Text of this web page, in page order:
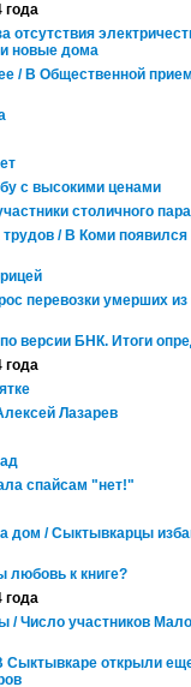
года
отсутствия
новые дома
/ В Общественной
с высокими ценами
столичного
/ В Коми
перевозки умерших из
версии БНК. Итоги
года
Лазарев
спайсам "нет!"
дом / Сыктывкарцы
любовь к книге?
года
/ Число участников
Сыктывкаре открыли